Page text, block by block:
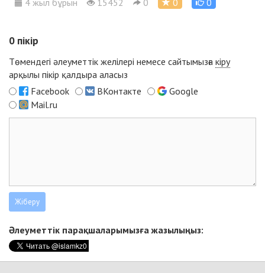
0 0
0 пікір
Төмендегі әлеуметтік желілері немесе сайтымызға кіру
арқылы пікір қалдыра аласыз
Facebook
ВКонтакте
Google
Mail.ru
Әлеуметтік парақшаларымызға жазылыңыз: